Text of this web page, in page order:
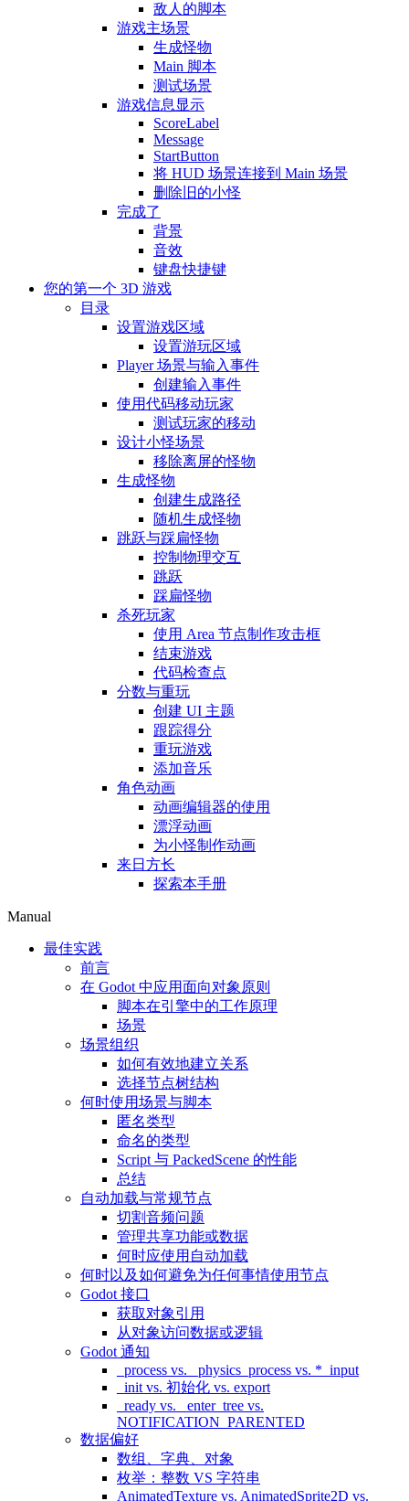
敌人的脚本
游戏主场景
生成怪物
Main 脚本
测试场景
游戏信息显示
ScoreLabel
Message
StartButton
将 HUD 场景连接到 Main 场景
删除旧的小怪
完成了
背景
音效
键盘快捷键
您的第一个 3D 游戏
目录
设置游戏区域
设置游玩区域
Player 场景与输入事件
创建输入事件
使用代码移动玩家
测试玩家的移动
设计小怪场景
移除离屏的怪物
生成怪物
创建生成路径
随机生成怪物
跳跃与踩扁怪物
控制物理交互
跳跃
踩扁怪物
杀死玩家
使用 Area 节点制作攻击框
结束游戏
代码检查点
分数与重玩
创建 UI 主题
跟踪得分
重玩游戏
添加音乐
角色动画
动画编辑器的使用
漂浮动画
为小怪制作动画
来日方长
探索本手册
Manual
最佳实践
前言
在 Godot 中应用面向对象原则
脚本在引擎中的工作原理
场景
场景组织
如何有效地建立关系
选择节点树结构
何时使用场景与脚本
匿名类型
命名的类型
Script 与 PackedScene 的性能
总结
自动加载与常规节点
切割音频问题
管理共享功能或数据
何时应使用自动加载
何时以及如何避免为任何事情使用节点
Godot 接口
获取对象引用
从对象访问数据或逻辑
Godot 通知
_process vs. _physics_process vs. *_input
_init vs. 初始化 vs. export
_ready vs. _enter_tree vs.
NOTIFICATION_PARENTED
数据偏好
数组、字典、对象
枚举：整数 VS 字符串
AnimatedTexture vs. AnimatedSprite2D vs.